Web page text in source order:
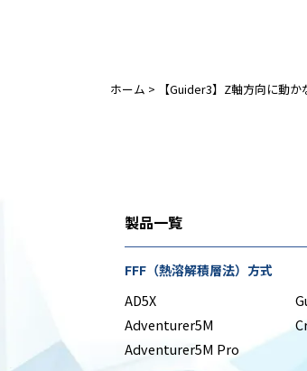
ホーム > 【Guider3】Z軸方向に動か
製品一覧
FFF（熱溶解積層法）方式
AD5X
Adventurer5M
Adventurer5M Pro